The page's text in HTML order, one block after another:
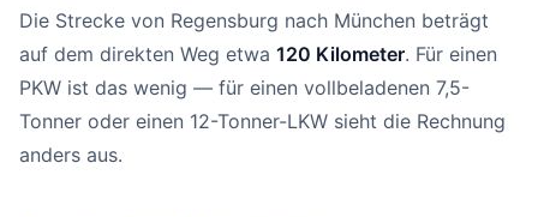
Die Strecke von Regensburg nach München beträgt
auf dem direkten Weg etwa 120 Kilometer. Für einen
PKW ist das wenig — für einen vollbeladenen 7,5-
Tonner oder einen 12-Tonner-LKW sieht die Rechnung
anders aus.